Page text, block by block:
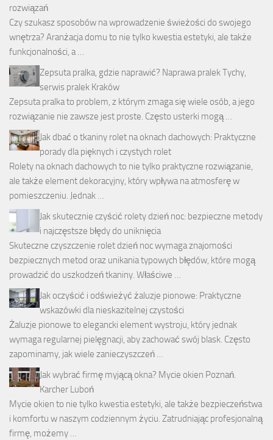
rozwiązań
Czy szukasz sposobów na wprowadzenie świeżości do swojego
wnętrza? Aranżacja domu to nie tylko kwestia estetyki, ale także
funkcjonalności, a …
Zepsuta pralka, gdzie naprawić? Naprawa pralek Tychy,
serwis pralek Kraków
Zepsuta pralka to problem, z którym zmaga się wiele osób, a jego
rozwiązanie nie zawsze jest proste. Często usterki mogą …
Jak dbać o tkaniny rolet na oknach dachowych: Praktyczne
porady dla pięknych i czystych rolet
Rolety na oknach dachowych to nie tylko praktyczne rozwiązanie,
ale także element dekoracyjny, który wpływa na atmosferę w
pomieszczeniu. Jednak …
Jak skutecznie czyścić rolety dzień noc: bezpieczne metody
i najczęstsze błędy do uniknięcia
Skuteczne czyszczenie rolet dzień noc wymaga znajomości
bezpiecznych metod oraz unikania typowych błędów, które mogą
prowadzić do uszkodzeń tkaniny. Właściwe …
Jak oczyścić i odświeżyć żaluzje pionowe: Praktyczne
wskazówki dla nieskazitelnej czystości
Żaluzje pionowe to elegancki element wystroju, który jednak
wymaga regularnej pielęgnacji, aby zachować swój blask. Często
zapominamy, jak wiele zanieczyszczeń …
Jak wybrać firmę myjącą okna? Mycie okien Poznań.
Karcher Luboń
Mycie okien to nie tylko kwestia estetyki, ale także bezpieczeństwa
i komfortu w naszym codziennym życiu. Zatrudniając profesjonalną
firmę, możemy …